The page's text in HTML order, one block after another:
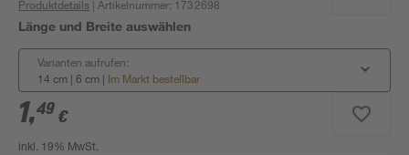
Produktdetails | Artikelnummer: 1732698
Länge und Breite auswählen
Varianten aufrufen:
14 cm | 6 cm | Im Markt bestellbar
1,49 €
inkl. 19% MwSt.